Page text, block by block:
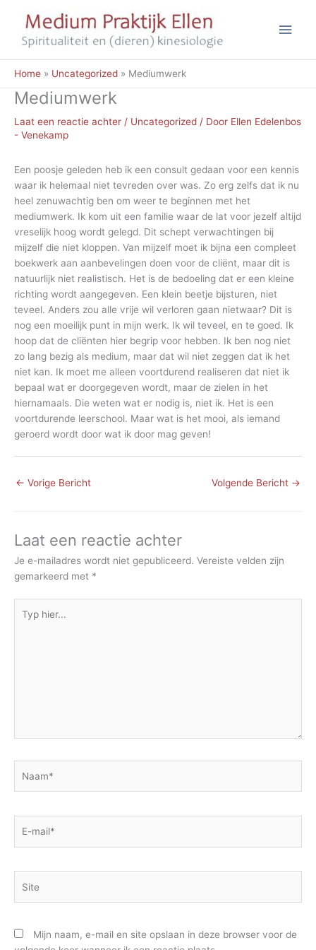
Home Uncategorized Mediumwerk
Mediumwerk
Laat een reactie achter / Uncategorized / Door Ellen Edelenbos
- Venekamp
Een poosje geleden heb ik een consult gedaan voor een kennis
waar ik helemaal niet tevreden over was. Zo erg zelfs dat ik nu
heel zenuwachtig ben om weer te beginnen met het
mediumwerk. Ik kom uit een familie waar de lat voor jezelf altijd
vreselijk hoog wordt gelegd. Dit schept verwachtingen bij
mijzelf die niet kloppen. Van mijzelf moet ik bijna een compleet
boekwerk aan aanbevelingen doen voor de cliënt, maar dit is
natuurlijk niet realistisch. Het is de bedoeling dat er een kleine
richting wordt aangegeven. Een klein beetje bijsturen, niet
teveel. Anders zou alle vrije wil verloren gaan nietwaar? Dit is
nog een moeilijk punt in mijn werk. Ik wil teveel, en te goed. Ik
hoop dat de cliënten hier begrip voor hebben. Ik ben nog niet
zo lang bezig als medium, maar dat wil niet zeggen dat ik het
niet kan. Ik moet me alleen voortdurend realiseren dat niet ik
bepaal wat er doorgegeven wordt, maar de zielen in het
hiernamaals. Die weten wat er nodig is, niet ik. Het is een
voortdurende leerschool. Maar wat is het mooi, als iemand
geroerd wordt door wat ik door mag geven!
← Vorige Bericht Volgende Bericht →
Laat een reactie achter
Je e-mailadres wordt niet gepubliceerd. Vereiste velden zijn
gemarkeerd met *
hier...
mail*
Mijn naam, e-mail en site opslaan in deze browser voor de